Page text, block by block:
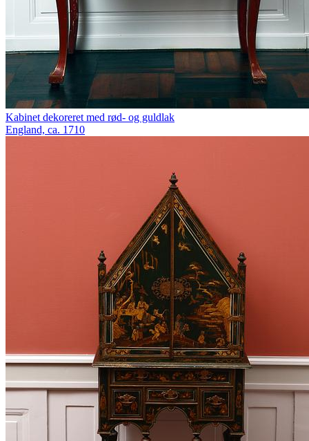
Kabinet dekoreret med rød- og guldlak
England, ca. 1710